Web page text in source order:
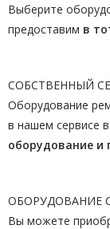
Выберите
предоставим в
СОБСТВЕННЫЙ
Оборудование
в нашем сервисе
оборудование и
ОБОРУДОВАНИЕ
Вы можете